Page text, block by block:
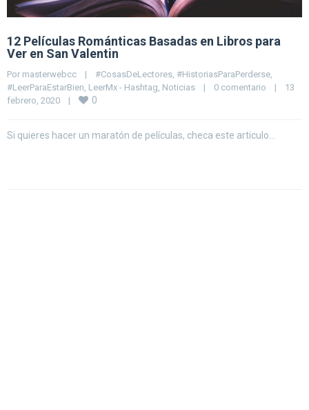
12 Películas Románticas Basadas en Libros para
Ver en San Valentin
Por masterwebcc | #CosasDeLectores #HistoriasParaPerderse
#LeerParaEstarBien LeerMx - Hashtag Noticias | 0 comentario |
13
febrero, 2020 | 0
Si quieres hacer un maratón de películas, checa este articulo…